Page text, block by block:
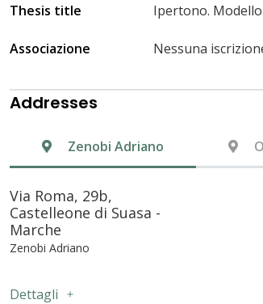
Thesis title Ipertono.
Associazione Nessuna
Addresses
Zenobi Adriano
Via Roma, 29b,
Castelleone di Suasa -
Marche
Zenobi Adriano
Dettagli